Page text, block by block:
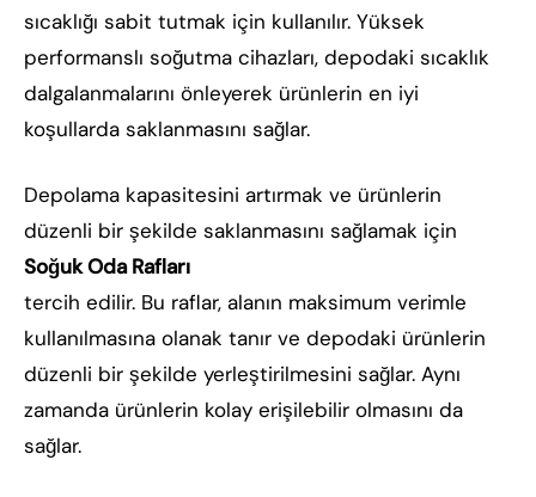
sıcaklığı sabit tutmak için kullanılır. Yüksek
performanslı soğutma cihazları, depodaki sıcaklık
dalgalanmalarını önleyerek ürünlerin en iyi
koşullarda saklanmasını sağlar.
Depolama kapasitesini artırmak ve ürünlerin
düzenli bir şekilde saklanmasını sağlamak için
Soğuk Oda Rafları
tercih edilir. Bu raflar, alanın maksimum verimle
kullanılmasına olanak tanır ve depodaki ürünlerin
düzenli bir şekilde yerleştirilmesini sağlar. Aynı
zamanda ürünlerin kolay erişilebilir olmasını da
sağlar.